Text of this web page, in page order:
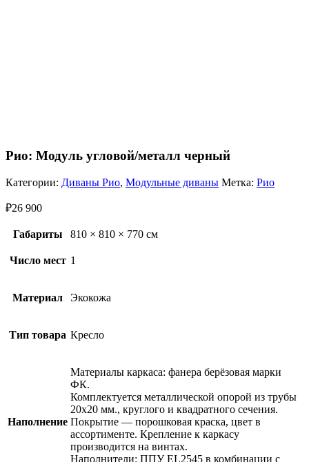
Рио: Модуль угловой/металл черный
Категории: Диваны Рио, Модульные диваны Метка: Рио
₽26 900
Габариты 810 × 810 × 770 см
Число мест 1
Материал Экокожа
Тип товара Кресло
Наполнение
Материалы каркаса: фанера берёзовая марки
ФК.
Комплектуется металлической опорой из трубы
20х20 мм., круглого и квадратного сечения.
Покрытие — порошковая краска, цвет в
ассортименте. Крепление к каркасу
производится на винтах.
Наполнители: ППУ EL2545 в комбинации с